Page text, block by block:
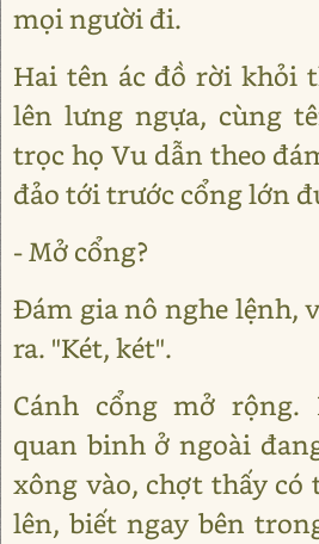
mọi người đi.
Hai tên ác đồ rời khỏi
lên lưng ngựa, cùng
trọc họ Vu dẫn theo
đảo tới trước cổng lớn
- Mở cổng?
Đám gia nô nghe lệnh,
ra. "Két, két".
Cánh cổng mở rộng.
quan binh ở ngoài
xông vào, chợt thấy có
lên, biết ngay bên